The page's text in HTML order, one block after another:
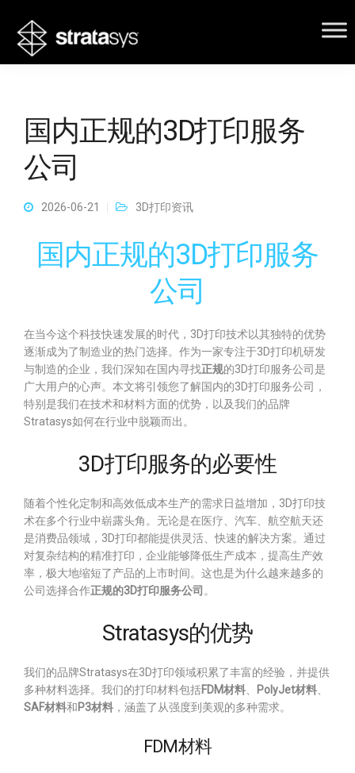
国内正规的3D打印服务
公司
2026-06-21 3D打印资讯
国内正规的3D打印服务
公司
在当今这个科技快速发展的时代，3D打印技术以其独特的优势
逐渐成为了制造业的热门选择。作为一家专注于3D打印机研发
与制造的企业，我们深知在国内寻找正规的3D打印服务公司是
广大用户的心声。本文将引领您了解国内的3D打印服务公司，
特别是我们在技术和材料方面的优势，以及我们的品牌
Stratasys如何在行业中脱颖而出。
3D打印服务的必要性
随着个性化定制和高效低成本生产的需求日益增加，3D打印技
术在多个行业中崭露头角。无论是在医疗、汽车、航空航天还
是消费品领域，3D打印都能提供灵活、快速的解决方案。通过
对复杂结构的精准打印，企业能够降低生产成本，提高生产效
率，极大地缩短了产品的上市时间。这也是为什么越来越多的
公司选择合作正规的3D打印服务公司 。
Stratasys的优势
我们的品牌Stratasys在3D打印领域积累了丰富的经验，并提供
多种材料选择。我们的打印材料包括FDM材料 PolyJet材料
SAF材料和P3材料 ，涵盖了从强度到美观的多种需求。
FDM材料